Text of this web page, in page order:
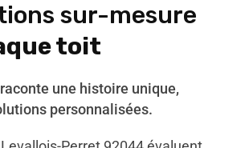
sur-mesure
toit
une histoire unique,
personnalisées.